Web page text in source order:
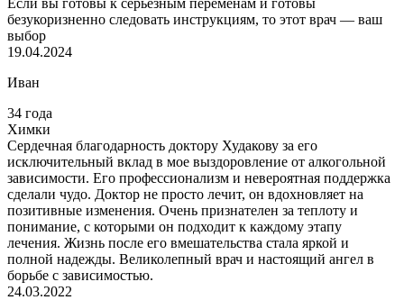
Если вы готовы к серьезным переменам и готовы
безукоризненно следовать инструкциям, то этот врач — ваш
выбор
19.04.2024
Иван
34 года
Химки
Сердечная благодарность доктору Худакову за его
исключительный вклад в мое выздоровление от алкогольной
зависимости. Его профессионализм и невероятная поддержка
сделали чудо. Доктор не просто лечит, он вдохновляет на
позитивные изменения. Очень признателен за теплоту и
понимание, с которыми он подходит к каждому этапу
лечения. Жизнь после его вмешательства стала яркой и
полной надежды. Великолепный врач и настоящий ангел в
борьбе с зависимостью.
24.03.2022